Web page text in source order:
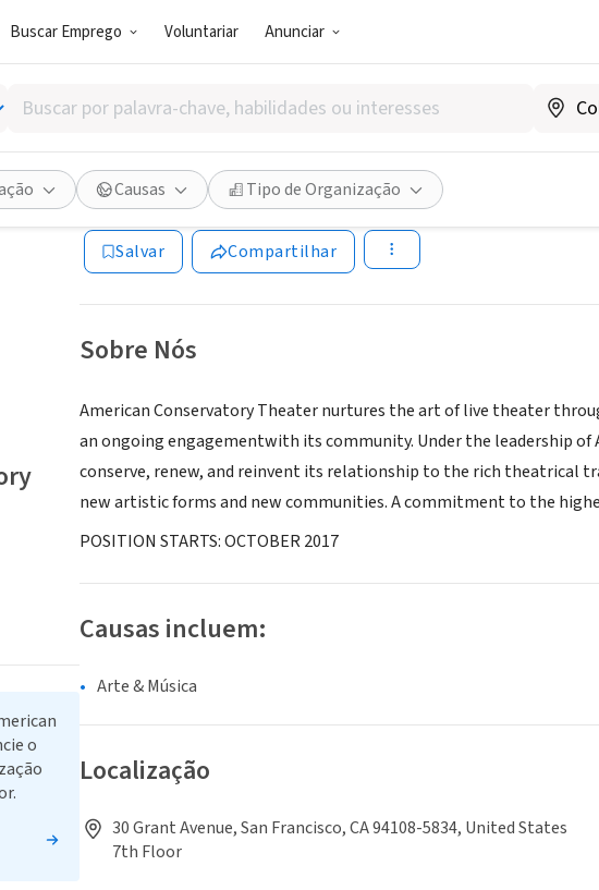
Buscar Emprego Voluntariar Anunciar
Buscar
por
palavra-
chave,
habilidades
ou
interesses
Causas Tipo de Organização
American Conservatory Theater
San Francisco, CA| www.act-sf.org
Salvar Compartilhar
Sobre Nós
American Conservatory Theater nurtures the art of live theater
an ongoing engagementwith its community. Under the leadership
conserve, renew, and reinvent its relationship to the rich theatrical
new artistic forms and new communities. A commitment to the
POSITION STARTS: OCTOBER 2017
Causas incluem:
Arte & Música
Localização
30 Grant Avenue, San Francisco, CA 94108-5834, United States
7th Floor
o